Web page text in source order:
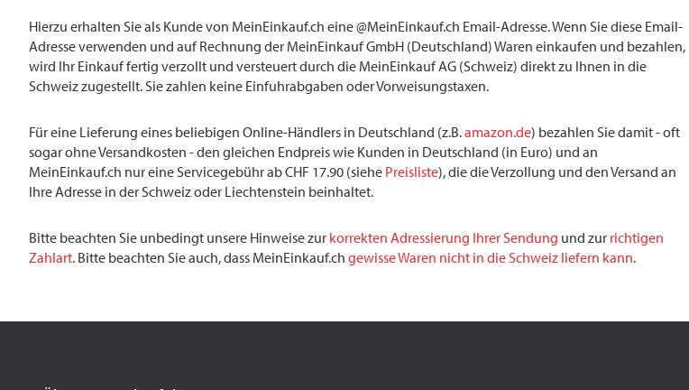
Hierzu erhalten Sie als Kunde von MeinEinkauf.ch eine @MeinEinkauf.ch Email-Adresse. Wenn Sie diese Email-
Adresse verwenden und auf Rechnung der MeinEinkauf GmbH (Deutschland) Waren einkaufen und bezahlen,
wird Ihr Einkauf fertig verzollt und versteuert durch die MeinEinkauf AG (Schweiz) direkt zu Ihnen in die
Schweiz zugestellt. Sie zahlen keine Einfuhrabgaben oder Vorweisungstaxen.
Für eine Lieferung eines beliebigen Online-Händlers in Deutschland (z.B.amazon.de) bezahlen Sie damit - oft
sogar ohne Versandkosten - den gleichen Endpreis wie Kunden in Deutschland (in Euro) und an
MeinEinkauf.ch nur eine Servicegebühr ab CHF 17.90 (siehe Preisliste), die die Verzollung und den Versand an
Ihre Adresse in der Schweiz oder Liechtenstein beinhaltet.
Bitte beachten Sie unbedingt unsere Hinweise zur korrekten Adressierung Ihrer Sendung und zur richtigen
Zahlart. Bitte beachten Sie auch, dass MeinEinkauf.ch gewisse Waren nicht in die Schweiz liefern kann.